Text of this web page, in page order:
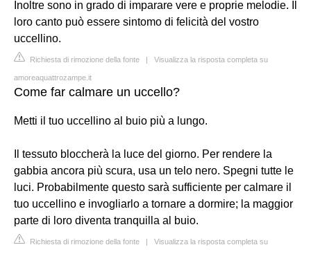
Inoltre sono in grado di imparare vere e proprie melodie. Il
loro canto può essere sintomo di felicità del vostro
uccellino.
Richiesta di rimozione della fonte | Visualizza la risposta completa su
amoreaquattrozampe.it
Come far calmare un uccello?
Metti il tuo uccellino al buio più a lungo.
Il tessuto bloccherà la luce del giorno. Per rendere la
gabbia ancora più scura, usa un telo nero. Spegni tutte le
luci. Probabilmente questo sarà sufficiente per calmare il
tuo uccellino e invogliarlo a tornare a dormire; la maggior
parte di loro diventa tranquilla al buio.
Richiesta di rimozione della fonte | Visualizza la risposta completa su